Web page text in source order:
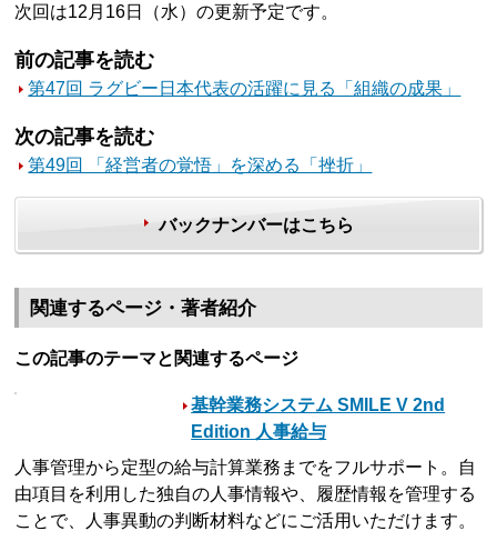
次回は12月16日（水）の更新予定です。
前の記事を読む
第47回 ラグビー日本代表の活躍に見る「組織の成果」
次の記事を読む
第49回 「経営者の覚悟」を深める「挫折」
バックナンバーはこちら
関連するページ・著者紹介
この記事のテーマと関連するページ
基幹業務システム SMILE V 2nd
Edition 人事給与
人事管理から定型の給与計算業務までをフルサポート。自
由項目を利用した独自の人事情報や、履歴情報を管理する
ことで、人事異動の判断材料などにご活用いただけます。